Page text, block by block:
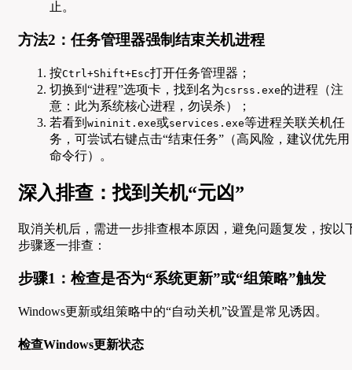
止。
方法2：任务管理器强制结束关机进程
按Ctrl+Shift+Esc打开任务管理器；
切换到“进程”选项卡，找到名为csrss.exe的进程（注
意：此为系统核心进程，勿误杀）；
若看到 wininit.exe或services.exe等进程关联关机任
务，可尝试右键点击“结束任务”（高风险，建议优先用
命令行）。
深入排查：找到关机“元凶”
取消关机后，需进一步排查根本原因，避免问题复发，按以
步骤逐一排查：
步骤1：检查是否为“系统更新”或“组策略”触发
Windows更新或组策略中的“自动关机”设置是常见诱因。
检查Windows更新状态